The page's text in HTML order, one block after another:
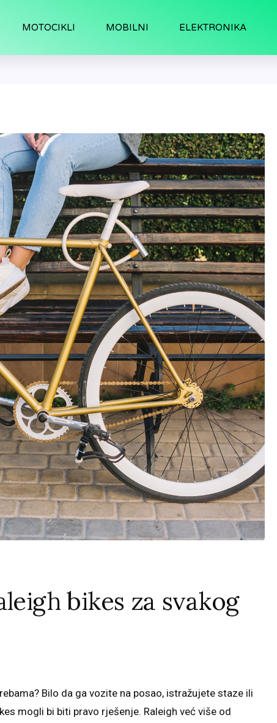
MOTOCIKLI MOBILNI ELEKTRONIKA
bikes za svakog
Bilo da ga vozite na posao, istražujete staze ili
mogli bi biti pravo rješenje. Raleigh već više od